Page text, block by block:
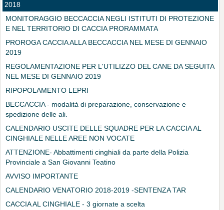
2018
MONITORAGGIO BECCACCIA NEGLI ISTITUTI DI PROTEZIONE
E NEL TERRITORIO DI CACCIA PRORAMMATA
PROROGA CACCIA ALLA BECCACCIA NEL MESE DI GENNAIO
2019
REGOLAMENTAZIONE PER L'UTILIZZO DEL CANE DA SEGUITA
NEL MESE DI GENNAIO 2019
RIPOPOLAMENTO LEPRI
BECCACCIA - modalità di preparazione, conservazione e
spedizione delle ali.
CALENDARIO USCITE DELLE SQUADRE PER LA CACCIA AL
CINGHIALE NELLE AREE NON VOCATE
ATTENZIONE- Abbattimenti cinghiali da parte della Polizia
Provinciale a San Giovanni Teatino
AVVISO IMPORTANTE
CALENDARIO VENATORIO 2018-2019 -SENTENZA TAR
CACCIA AL CINGHIALE - 3 giornate a scelta